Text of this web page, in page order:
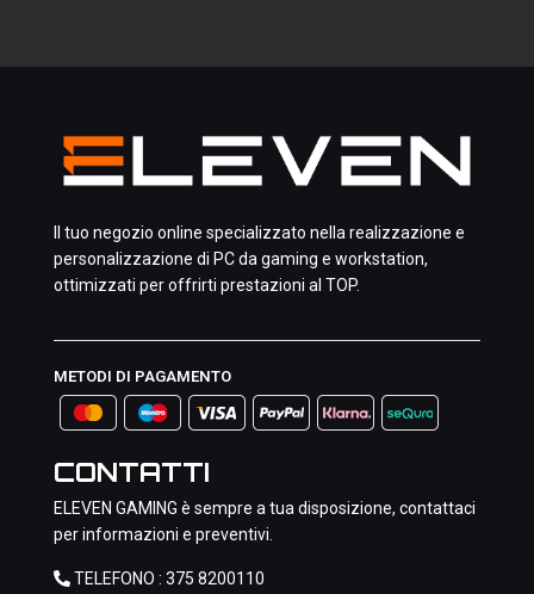
Il tuo negozio online specializzato nella realizzazione e
personalizzazione di PC da gaming e workstation,
ottimizzati per offrirti prestazioni al TOP.
METODI DI PAGAMENTO
CONTATTI
ELEVEN GAMING è sempre a tua disposizione, contattaci
per informazioni e preventivi.
TELEFONO : 375 8200110